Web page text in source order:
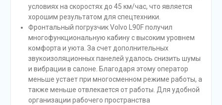
условиях на скоростях до 45 км/час, что является
хорошим результатом для спецтехники.
Фронтальный погрузчик Volvo L90F получил
многофункциональную кабину с высоким уровнем
комфорта и уюта. За счет дополнительных
звукоизоляционных панелей удалось снизить шумы
и вибрации в салоне. Благодаря этому оператор
меньше устает при многосменном режиме работы, а
также меньше отвлекается от работы. Для удобной
организации рабочего пространства